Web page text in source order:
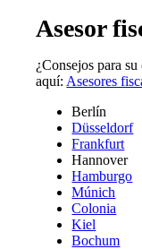
Asesor
¿Consejos para
aquí: Asesores
Berlín
Düsseldorf
Frankfurt
Hannover
Hamburgo
Múnich
Colonia
Kiel
Bochum